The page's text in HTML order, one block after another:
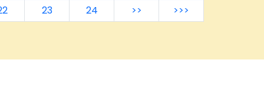
Florian I. und Natascha I. gem
23 24 >> >>>